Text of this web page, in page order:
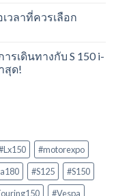
วลาที่ควรเลือก
เดินทางกับ S 150 i-
สุด!
#motorexpo
#S125
#S150
#Vespa